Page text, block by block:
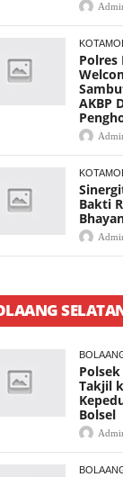
Polres
AKBP
Bakti
Takjil
Bolsel